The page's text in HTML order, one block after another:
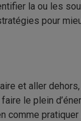
la ou les
pour
et aller
le plein
comme